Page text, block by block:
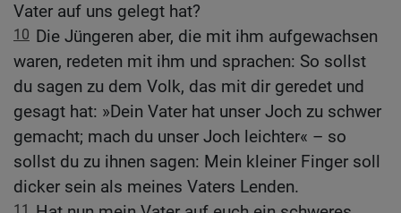
Vater auf uns gelegt hat?
10 Die Jüngeren aber, die mit ihm aufgewachsen
waren, redeten mit ihm und sprachen: So sollst
du sagen zu dem Volk, das mit dir geredet und
gesagt hat: »Dein Vater hat unser Joch zu schwer
gemacht; mach du unser Joch leichter« – so
sollst du zu ihnen sagen: Mein kleiner Finger soll
dicker sein als meines Vaters Lenden.